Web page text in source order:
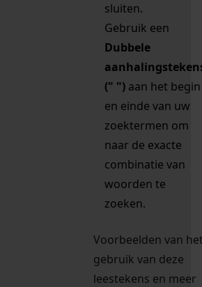
sluiten.
Gebruik een
Dubbele
(" ") aan het begin
en einde van uw
zoektermen om
naar de exacte
combinatie van
woorden te
zoeken.
Voorbeelden van
gebruik van deze
leestekens en meer